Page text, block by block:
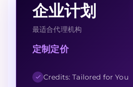
企业计划
最适合代理机构
定制定价
Credits: Tailored for You